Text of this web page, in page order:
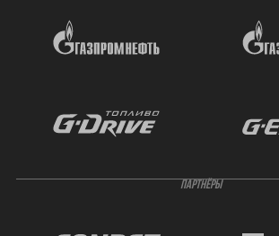
ПАРТНЁРЫ